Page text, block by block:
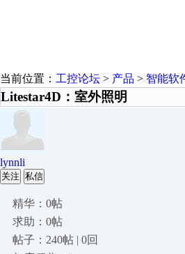
当前位置： 工控论坛 > 产品 > 智能软
Litestar4D：室外照明
lynnli
关注 私信
精华：0帖
求助：0帖
帖子：240帖 | 0回